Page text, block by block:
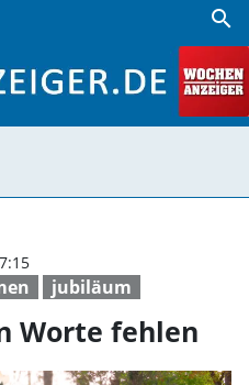
search
jubiläum
Worte fehlen